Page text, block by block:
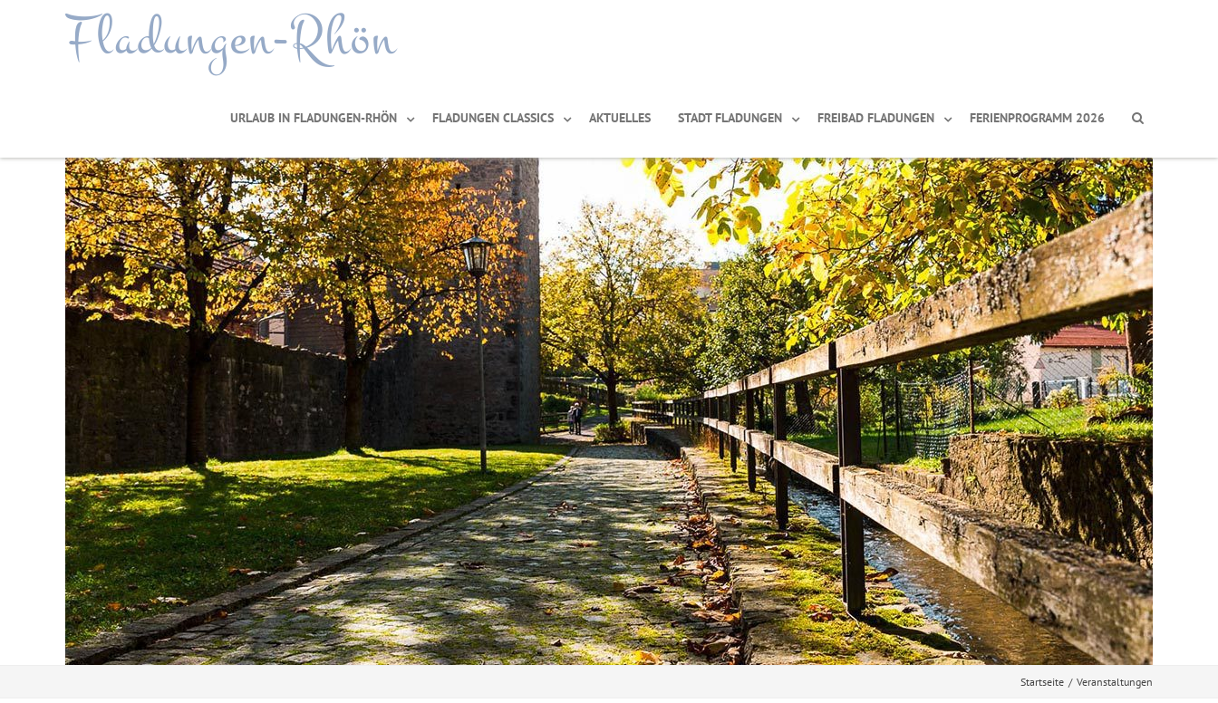
Fladungen-Rhön
URLAUB IN FLADUNGEN-RHÖN FLADUNGEN CLASSICS AKTUELLES STADT FLADUNGEN FREIBAD FLADUNGEN FERIENPROGRAMM 2026
Startseite / Veranstaltungen